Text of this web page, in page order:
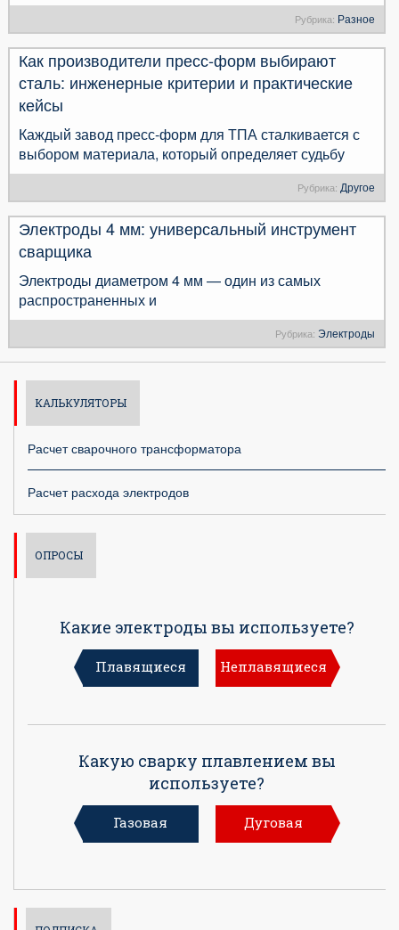
Рубрика: Разное
Как производители пресс-форм выбирают
сталь: инженерные критерии и практические
кейсы
Каждый завод пресс-форм для ТПА сталкивается с
выбором материала, который определяет судьбу
Рубрика: Другое
Электроды 4 мм: универсальный инструмент
сварщика
Электроды диаметром 4 мм — один из самых
распространенных и
Рубрика: Электроды
КАЛЬКУЛЯТОРЫ
Расчет сварочного трансформатора
Расчет расхода электродов
ОПРОСЫ
Какие электроды вы используете?
Плавящиеся Неплавящиеся
Какую сварку плавлением вы
используете?
Газовая Дуговая